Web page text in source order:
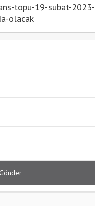
topu-19-subat-2023-
olacak